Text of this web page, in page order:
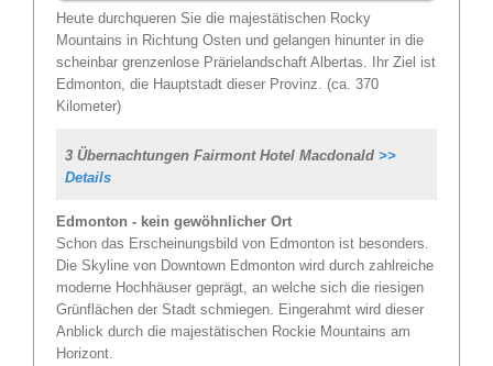
Heute durchqueren Sie die majestätischen Rocky
Mountains in Richtung Osten und gelangen hinunter in die
scheinbar grenzenlose Prärielandschaft Albertas. Ihr Ziel ist
Edmonton, die Hauptstadt dieser Provinz. (ca. 370
Kilometer)
3 Übernachtungen Fairmont Hotel Macdonald >>
Details
Edmonton - kein gewöhnlicher Ort
Schon das Erscheinungsbild von Edmonton ist besonders.
Die Skyline von Downtown Edmonton wird durch zahlreiche
moderne Hochhäuser geprägt, an welche sich die riesigen
Grünflächen der Stadt schmiegen. Eingerahmt wird dieser
Anblick durch die majestätischen Rockie Mountains am
Horizont.